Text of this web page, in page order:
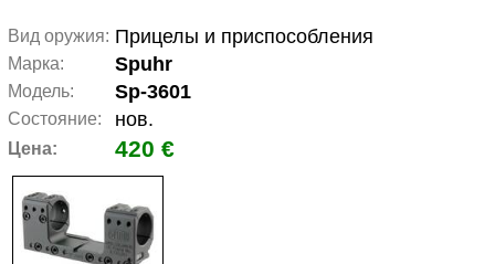
Вид оружия: Прицелы и приспособления
Марка: Spuhr
Модель: Sp-3601
Состояние: нов.
Цена: 420 €